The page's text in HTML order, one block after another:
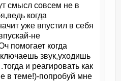
смысл совсем не в
когда
уже впустил в себя
не
помогает когда
звук,уходишь
и реагировать как
в теме!)-попробуй мне